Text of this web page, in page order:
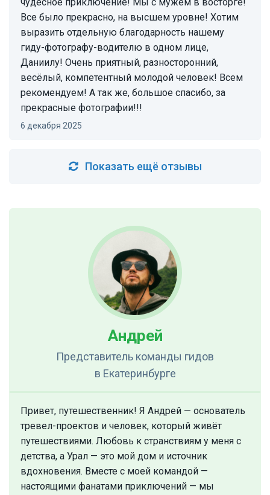
Все было прекрасно, на высшем уровне! Хотим
выразить отдельную благодарность нашему
гиду-фотографу-водителю в одном лице,
Даниилу! Очень приятный, разносторонний,
весёлый, компетентный молодой человек! Всем
рекомендуем! А так же, большое спасибо, за
прекрасные фотографии!!!
6 декабря 2025
Показать ещё отзывы
Андрей
Представитель команды гидов
в Екатеринбурге
Привет, путешественник! Я Андрей — основатель
тревел-проектов и человек, который живёт
путешествиями. Любовь к странствиям у меня с
детства, а Урал — это мой дом и источник
вдохновения. Вместе с моей командой —
настоящими фанатами приключений — мы